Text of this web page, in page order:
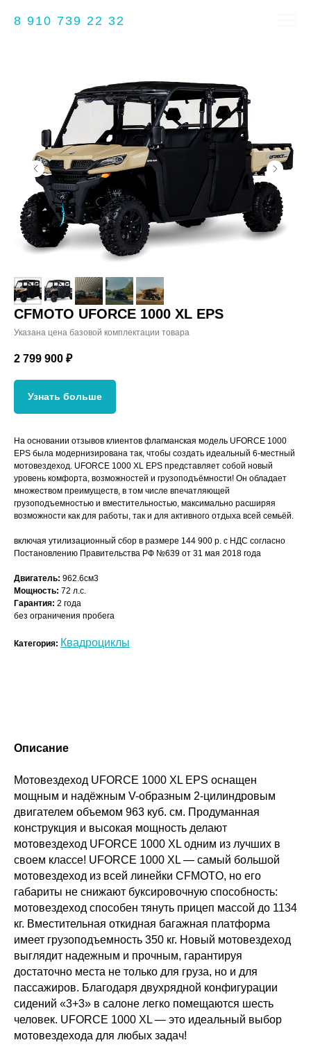
8 910 739 22 32
CFMOTO UFORCE 1000 XL EPS
Указана цена базовой комплектации товара
2 799 900 ₽
Узнать больше
На основании отзывов клиентов флагманская модель UFORCE 1000
EPS была модернизирована так, чтобы создать идеальный 6-местный
мотовездеход. UFORCE 1000 XL EPS представляет собой новый
уровень комфорта, возможностей и грузоподъёмности! Он обладает
множеством преимуществ, в том числе впечатляющей
грузоподъемностью и вместительностью, максимально расширяя
возможности как для работы, так и для активного отдыха всей семьёй.
включая утилизационный сбор в размере 144 900 р. с НДС согласно
Постановлению Правительства РФ №639 от 31 мая 2018 года
Двигатель: 962.6см3
Мощность: 72 л.с.
Гарантия: 2 года
без ограничения пробега
Категория: Квадроциклы
Описание
Мотовездеход UFORCE 1000 XL EPS оснащен
мощным и надёжным V-образным 2-цилиндровым
двигателем объемом 963 куб. см. Продуманная
конструкция и высокая мощность делают
мотовездеход UFORCE 1000 XL одним из лучших в
своем классе! UFORCE 1000 XL — самый большой
мотовездеход из всей линейки CFMOTO, но его
габариты не снижают буксировочную способность:
мотовездеход способен тянуть прицеп массой до 1134
кг. Вместительная откидная багажная платформа
имеет грузоподъемность 350 кг. Новый мотовездеход
выглядит надежным и прочным, гарантируя
достаточно места не только для груза, но и для
пассажиров. Благодаря двухрядной конфигурации
сидений «3+3» в салоне легко помещаются шесть
человек. UFORCE 1000 XL — это идеальный выбор
мотовездехода для любых задач!